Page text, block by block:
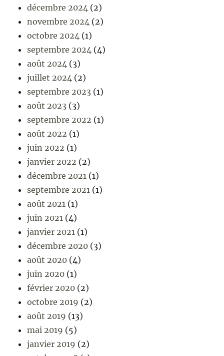
décembre 2024 (2)
novembre 2024 (2)
octobre 2024 (1)
septembre 2024 (4)
août 2024 (3)
juillet 2024 (2)
septembre 2023 (1)
août 2023 (3)
septembre 2022 (1)
août 2022 (1)
juin 2022 (1)
janvier 2022 (2)
décembre 2021 (1)
septembre 2021 (1)
août 2021 (1)
juin 2021 (4)
janvier 2021 (1)
décembre 2020 (3)
août 2020 (4)
juin 2020 (1)
février 2020 (2)
octobre 2019 (2)
août 2019 (13)
mai 2019 (5)
janvier 2019 (2)